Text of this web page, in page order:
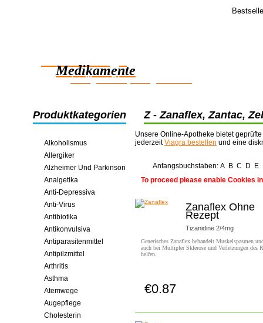
Medikamente
intelligent Einsparungen online
Produktkategorien
Z - Zanaflex, Zantac,
Ziagen, Zithromax,
Alkoholismus
Allergiker
Alzheimer Und Parkinson
Analgetika
Anti-Depressiva
Anti-Virus
Antibiotika
Antikonvulsiva
Antiparasitenmittel
Antipilzmittel
Arthritis
Asthma
Atemwege
Augepflege
Cholesterin
Unsere Online-Apotheke bietet
jederzeitViagra bestellen und eine
Anfangsbuchstaben: A B C D E
To proceed please enable Cookies
Zanaflex Ohne
Rezept
Tizanidine 2/4mg
Generisches Zanaflex behandelt Muskelspasmen
auch bei Multipler Sklerose und Verletzungen des
helfen.
€0.87